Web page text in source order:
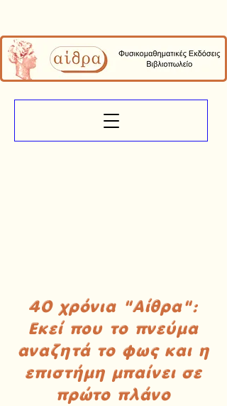
40 χρόνια "Αίθρα":
Εκεί που το πνεύμα
αναζητά το φως και η
επιστήμη μπαίνει σε
πρώτο πλάνο